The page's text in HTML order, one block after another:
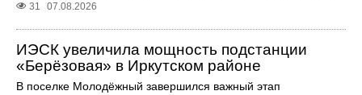
31
07.08.2026
ИЭСК увеличила мощность подстанции
«Берёзовая» в Иркутском районе
В поселке Молодёжный завершился важный этап